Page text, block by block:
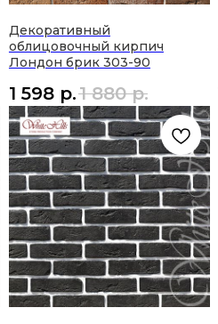
Декоративный
облицовочный кирпич
Лондон брик 303-90
1 598 р.1 880 р.